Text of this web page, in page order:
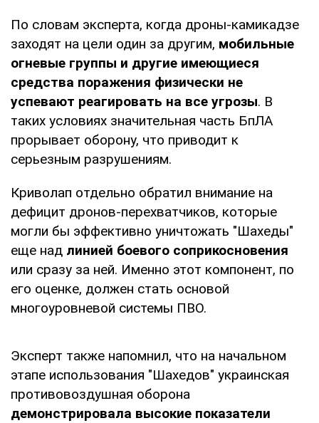
По словам эксперта, когда дроны-камикадзе
заходят на цели один за другим, мобильные
огневые группы и другие имеющиеся
средства поражения физически не
успевают реагировать на все угрозы. В
таких условиях значительная часть БпЛА
прорывает оборону, что приводит к
серьезным разрушениям.
Криволап отдельно обратил внимание на
дефицит дронов-перехватчиков, которые
могли бы эффективно уничтожать "Шахеды"
еще над линией боевого соприкосновения
или сразу за ней. Именно этот компонент, по
его оценке, должен стать основой
многоуровневой системы ПВО.
Эксперт также напомнил, что на начальном
этапе использования "Шахедов" украинская
противовоздушная оборона
демонстрировала высокие показатели